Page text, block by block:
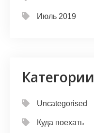
Июль 2019
Категории
Uncategorised
Куда поехать